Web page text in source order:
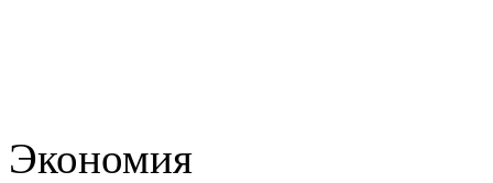
Экономия